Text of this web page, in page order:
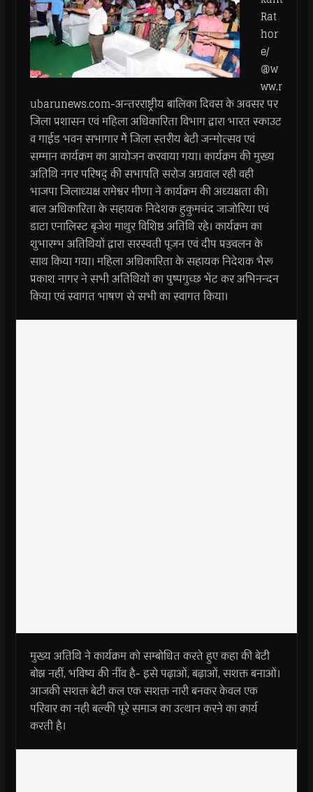
Rat
hor
e/
@w
ww.r
ubarunews.com-अन्तरराष्ट्रीय बालिका दिवस के अवसर पर
जिला प्रशासन एवं महिला अधिकारिता विभाग द्वारा भारत स्काउट
व गाईड भवन सभागार मेें जिला स्तरीय बेटी जन्मोत्सव एवं
सम्मान कार्यक्रम का आयोजन करवाया गया। कार्यक्रम की मुख्य
अतिथि नगर परिषद् की सभापति सरोज अग्रवाल रही वही
भाजपा जिलाध्यक्ष रामेश्वर मीणा ने कार्यक्रम की अध्यक्षता की।
बाल अधिकारिता के सहायक निदेशक हुकुमचंद जाजोरिया एवं
डाटा एनालिस्ट बृजेश माथुर विशिष्ठ अतिथि रहे। कार्यक्रम का
शुभारम्भ अतिथियों द्वारा सरस्वती पूजन एवं दीप प्रज्ज्वलन के
साथ किया गया। महिला अधिकारिता के सहायक निदेशक भैरू
प्रकाश नागर ने सभी अतिथियों का पुष्पगुच्छ भेंट कर अभिनन्दन
किया एवं स्वागत भाषण से सभी का स्वागत किया।
मुख्य अतिथि ने कार्यक्रम को सम्बोधित करते हुए कहा की बेटी
बोझ नहीं, भविष्य की नींव है- इसे पढ़ाओं, बढ़ाओं, सशक्त बनाओं।
आजकी सशक्त बेटी कल एक सशक्त नारी बनकर केवल एक
परिवार का नही बल्की पूरे समाज का उत्थान करने का कार्य
करती है।